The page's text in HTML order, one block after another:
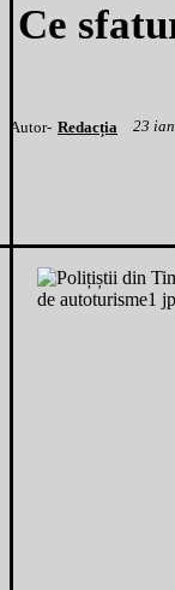
Ce
Autor- Redacția 23